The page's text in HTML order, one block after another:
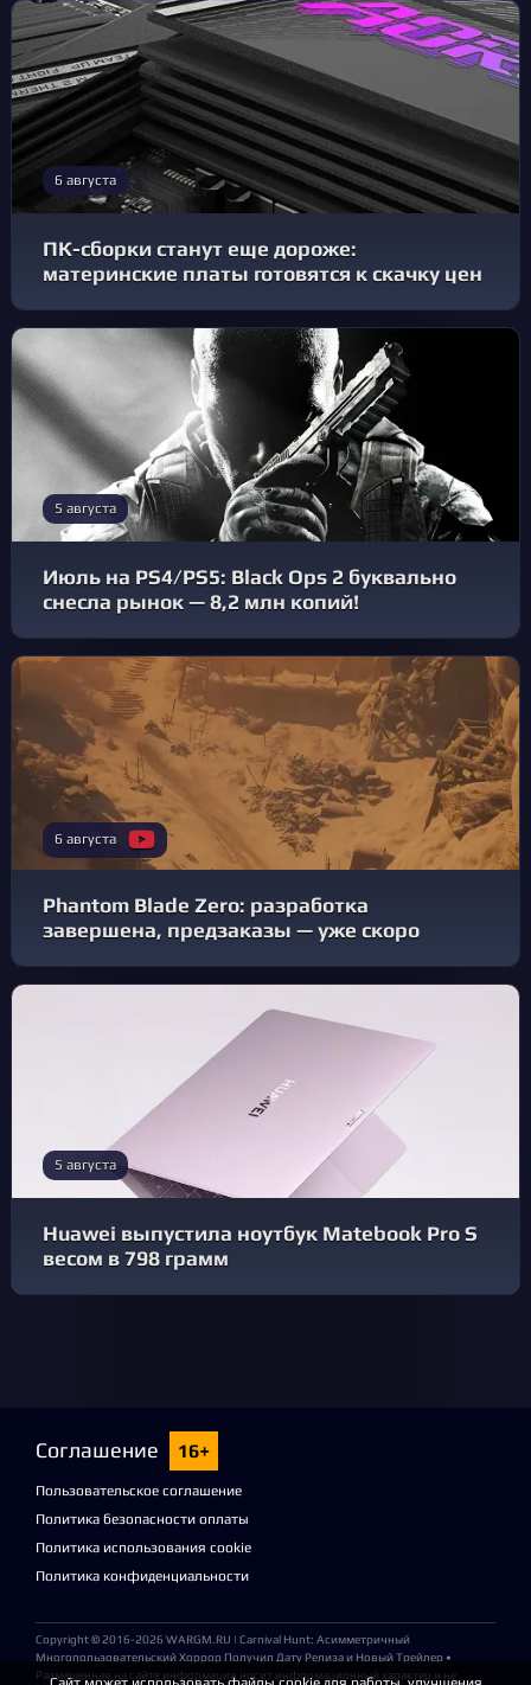
6 августа
ПК-сборки станут еще дороже:
материнские платы готовятся к скачку цен
5 августа
Июль на PS4/PS5: Black Ops 2 буквально
снесла рынок — 8,2 млн копий!
6 августа
Phantom Blade Zero: разработка
завершена, предзаказы — уже скоро
5 августа
Huawei выпустила ноутбук Matebook Pro S
весом в 798 грамм
Соглашение 16+
Пользовательское соглашение
Политика безопасности оплаты
Политика использования cookie
Политика конфиденциальности
Copyright © 2016-2026 WARGM.RU | Carnival Hunt: Асимметричный
Многопользовательский Хоррор Получил Дату Релиза и Новый Трейлер •
Размещенная на сайте информация носит информационный характер и не